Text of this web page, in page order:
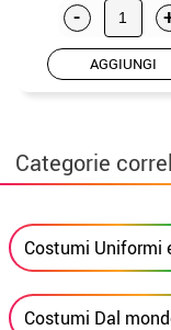
-
AGGIUNGI
Categorie
Costumi Uniformi
Costumi Dal